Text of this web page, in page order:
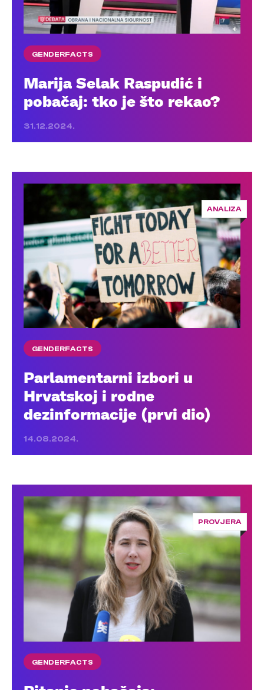
GENDERFACTS
Marija Selak Raspudić i
pobačaj: tko je što rekao?
31.12.2024.
ANALIZA
GENDERFACTS
Parlamentarni izbori u
Hrvatskoj i rodne
dezinformacije (prvi dio)
14.08.2024.
PROVJERA
GENDERFACTS